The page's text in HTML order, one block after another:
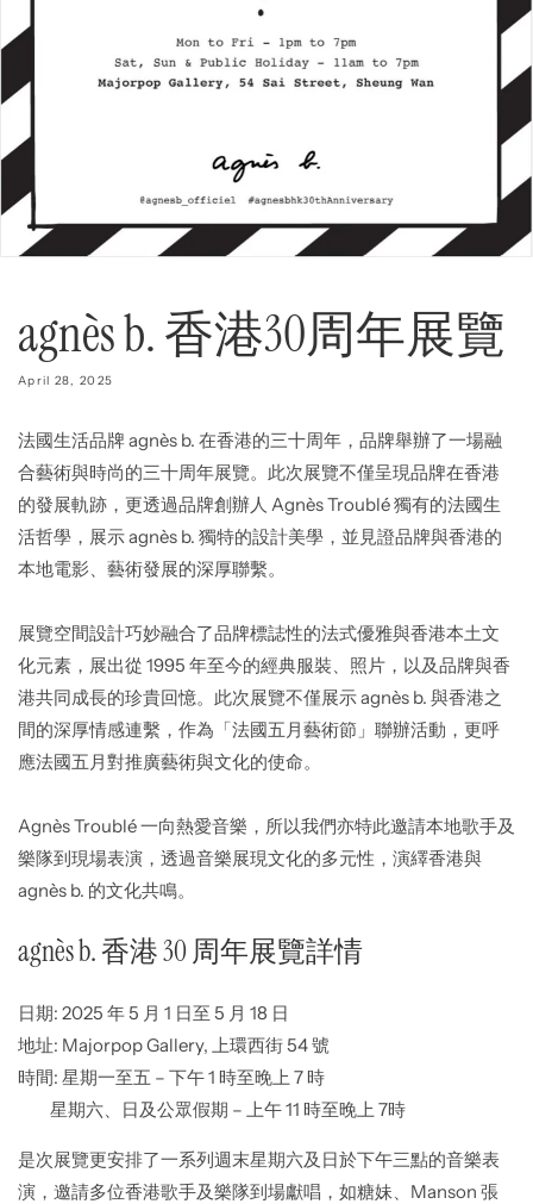
agnès b. 香港30周年展覽
April 28, 2025
法國生活品牌 agnès b. 在香港的三十周年，品牌舉辦了一場融
合藝術與時尚的三十周年展覽。此次展覽不僅呈現品牌在香港
的發展軌跡，更透過品牌創辦人 Agnès Troublé 獨有的法國生
活哲學，展示 agnès b. 獨特的設計美學，並見證品牌與香港的
本地電影、藝術發展的深厚聯繫。
展覽空間設計巧妙融合了品牌標誌性的法式優雅與香港本土文
化元素，展出從 1995 年至今的經典服裝、照片，以及品牌與香
港共同成長的珍貴回憶。此次展覽不僅展示 agnès b. 與香港之
間的深厚情感連繫，作為「法國五月藝術節」聯辦活動，更呼
應法國五月對推廣藝術與文化的使命。
Agnès Troublé 一向熱愛音樂，所以我們亦特此邀請本地歌手及
樂隊到現場表演，透過音樂展現文化的多元性，演繹香港與
agnès b. 的文化共鳴。
agnès b. 香港 30 周年展覽詳情
日期: 2025 年 5 月 1 日至 5 月 18 日
地址: Majorpop Gallery, 上環西街 54 號
時間: 星期一至五 – 下午 1 時至晚上 7 時
星期六、日及公眾假期 – 上午 11 時至晚上 7時
是次展覽更安排了一系列週末星期六及日於下午三點的音樂表
演，邀請多位香港歌手及樂隊到場獻唱，如糖妹、Manson 張